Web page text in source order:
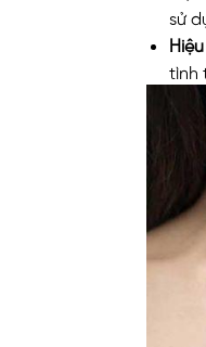
sử
tình